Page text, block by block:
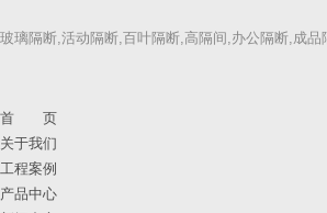
玻璃隔断,活动隔断,百叶隔断,高隔间,办公隔断,成品
首 页
关于我们
工程案例
产品中心